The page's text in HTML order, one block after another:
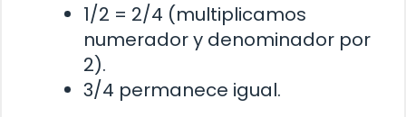
1/2 = 2/4 (multiplicamos
numerador y denominador por
2).
3/4 permanece igual.